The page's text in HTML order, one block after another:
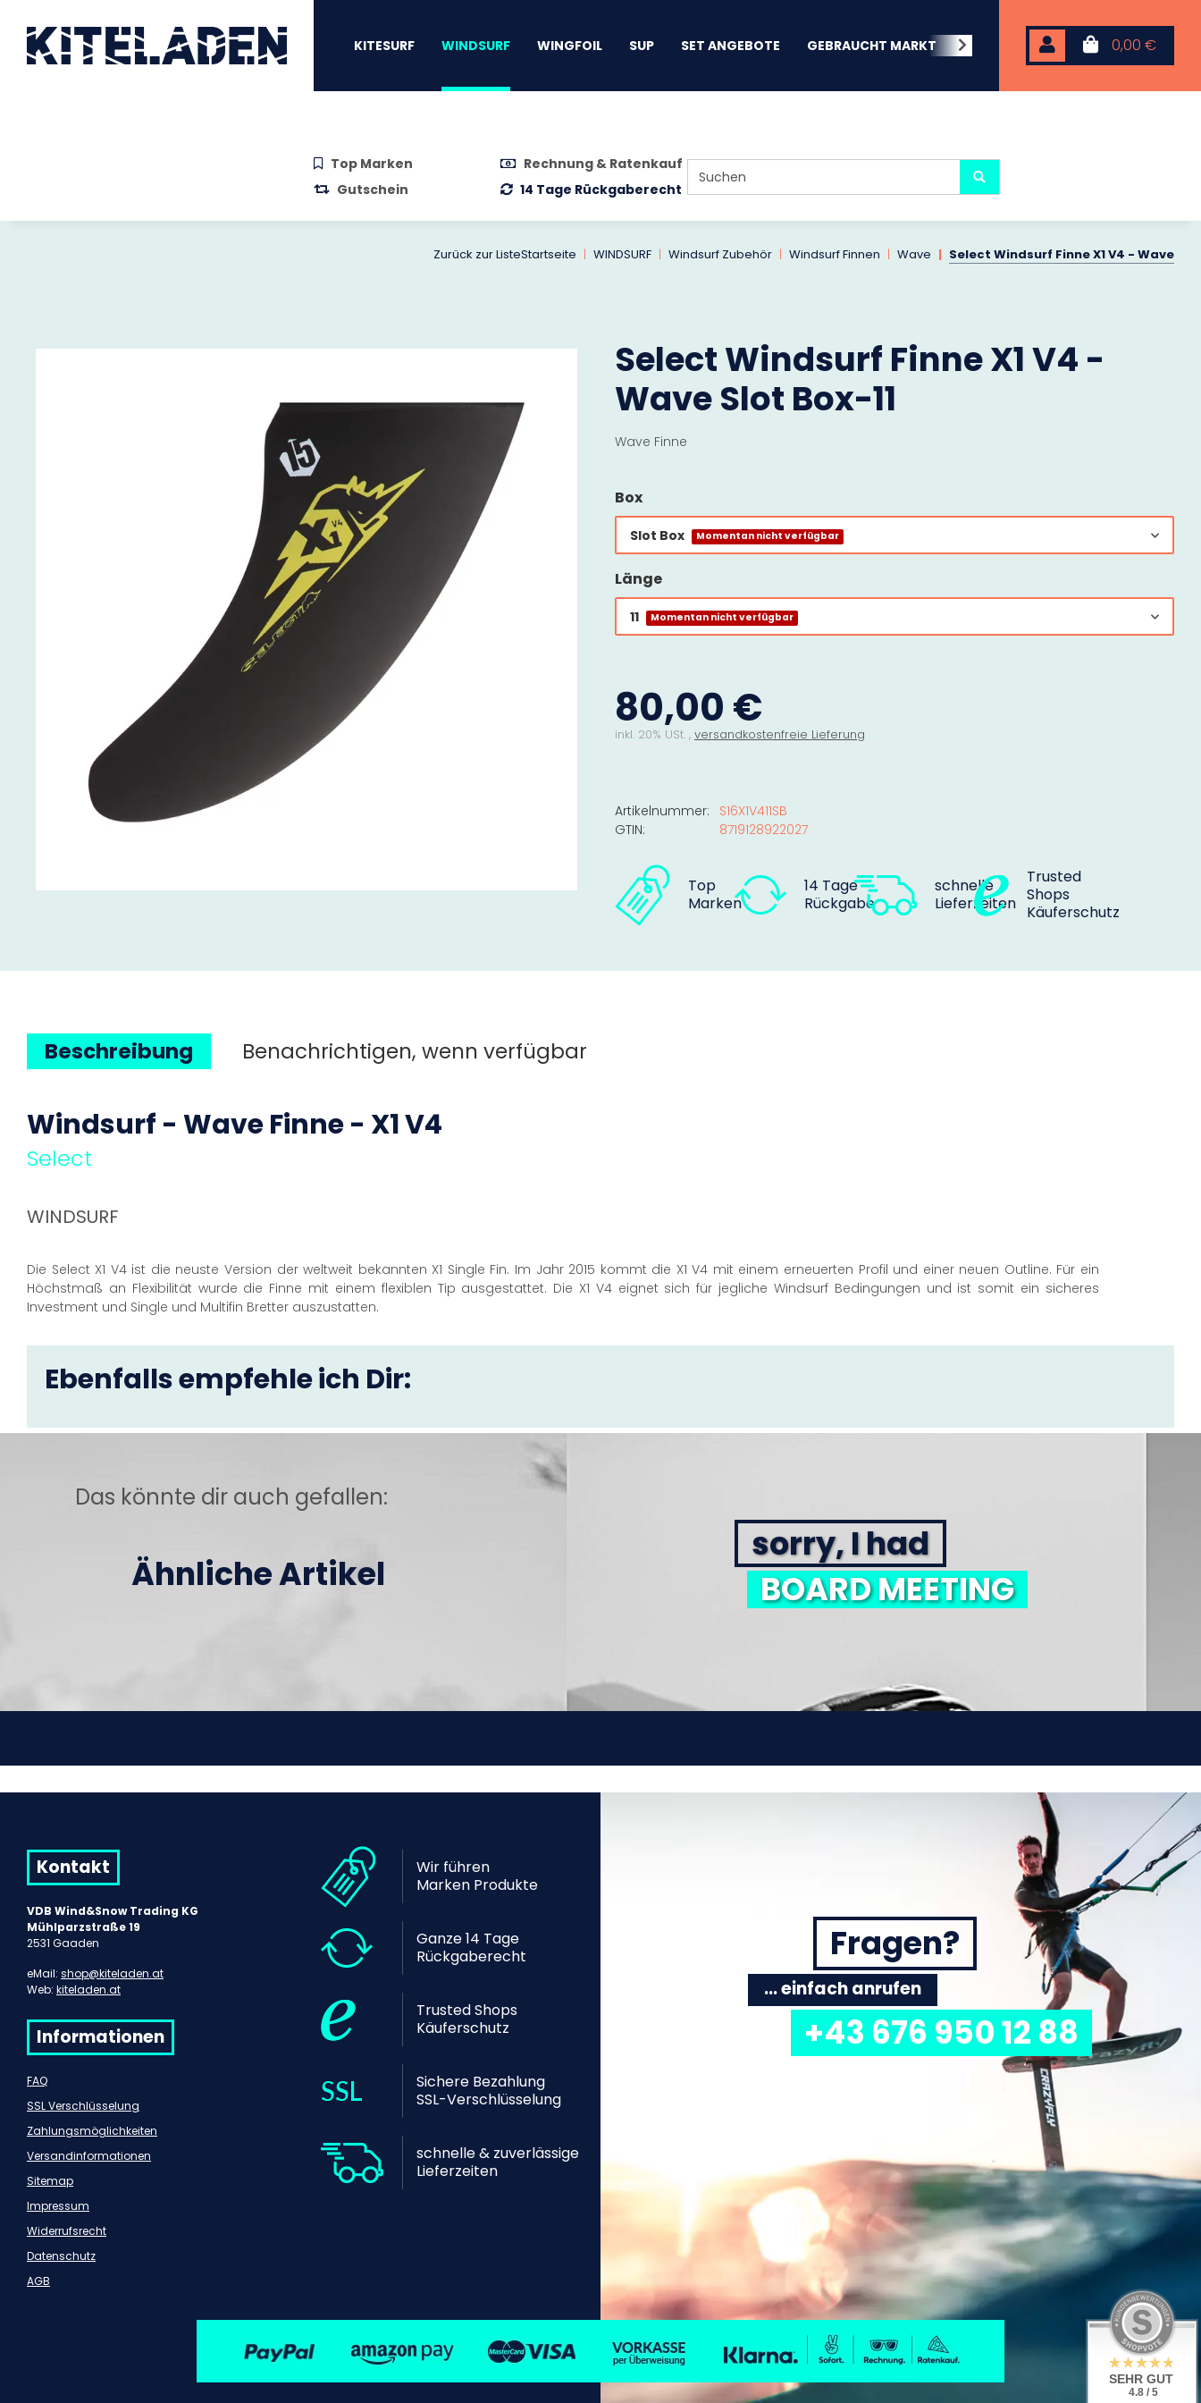
0,00 €
KITESURF WINDSURF WINGFOIL SUP SET ANGEBOTE GEBRAUCHT MARKT BEACHWEAR NEOPREN
Top Marken
Rechnung & Ratenkauf
Gutschein
14 Tage Rückgaberecht
Zurück zur ListeStartseite WINDSURF Windsurf Zubehör Windsurf Finnen Wave Select Windsurf Finne X1 V4 - Wave
Select Windsurf Finne X1 V4 -
Wave Slot Box-11
Wave Finne
Box
Slot Box Momentan nicht verfügbar
Länge
11 Momentan nicht verfügbar
80,00 €
inkl. 20% USt. , versandkostenfreie Lieferung
Artikelnummer:
S16X1V411SB
GTIN:
8719128922027
Top
Marken
14 Tage
Rückgabe
schnelle
Lieferzeiten
Trusted
Shops
Käuferschutz
Beschreibung Benachrichtigen, wenn verfügbar
Windsurf - Wave Finne - X1 V4
Select
WINDSURF
Die Select X1 V4 ist die neuste Version der weltweit bekannten X1 Single Fin. Im Jahr 2015 kommt die X1 V4 mit einem erneuerten Profil und einer neuen Outline. Für ein
Höchstmaß an Flexibilität wurde die Finne mit einem flexiblen Tip ausgestattet. Die X1 V4 eignet sich für jegliche Windsurf Bedingungen und ist somit ein sicheres
Investment und Single und Multifin Bretter auszustatten.
Ebenfalls empfehle ich Dir:
Das könnte dir auch gefallen:
Ähnliche Artikel
sorry, I had
BOARD MEETING
Kontakt
VDB Wind&Snow Trading KG
Mühlparzstraße 19
2531 Gaaden
eMail: shop@kiteladen.at
Web: kiteladen.at
Informationen
FAQ
SSL Verschlüsselung
Zahlungsmöglichkeiten
Versandinformationen
Sitemap
Impressum
Widerrufsrecht
Datenschutz
AGB
Wir führen
Marken Produkte
Ganze 14 Tage
Rückgaberecht
Trusted Shops
Käuferschutz
Sichere Bezahlung
SSL-Verschlüsselung
schnelle & zuverlässige
Lieferzeiten
Fragen?
... einfach anrufen
+43 676 950 12 88
SEHR GUT
4.8 / 5